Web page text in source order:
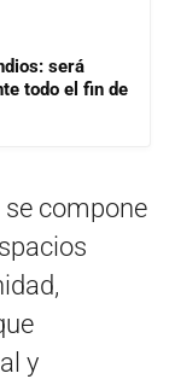
será
todo el fin de
se compone
y